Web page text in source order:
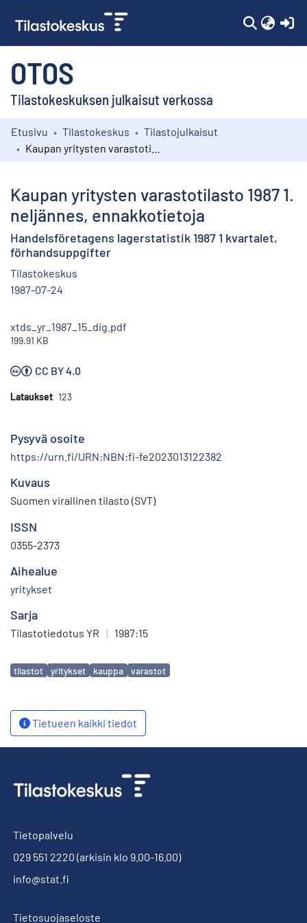
OTOS
Tilastokeskuksen julkaisut verkossa
Kokoelmat
Etusivu Tilastokeskus
Tilastojulkaisut
Kaupan yritysten varastotilasto 1987 1.
neljännes, ennakkotietoja
Handelsföretagens lagerstatistik 1987 1 kvartalet,
förhandsuppgifter
Tilastokeskus
1987-07-24
xtds_yr_1987_15_dig.pdf
199.91 KB
CC BY 4.0
Lataukset 123
Pysyvä osoite
https://urn.fi/URN:NBN:fi-fe2023013122382
Kuvaus
Suomen virallinen tilasto (SVT)
ISSN
0355-2373
Aihealue
yritykset
Sarja
Tilastotiedotus YR | 1987:15
Avainsanat
tilastot yritykset kauppa varastot
Tietueen kaikki tiedot
Tietopalvelu
029 551 2220 (arkisin klo 9.00-16.00)
info@stat.fi
Tietosuojaseloste